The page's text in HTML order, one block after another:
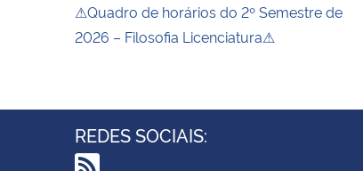
⚠Quadro de horários do 2º Semestre de
2026 – Filosofia Licenciatura⚠
REDES SOCIAIS: